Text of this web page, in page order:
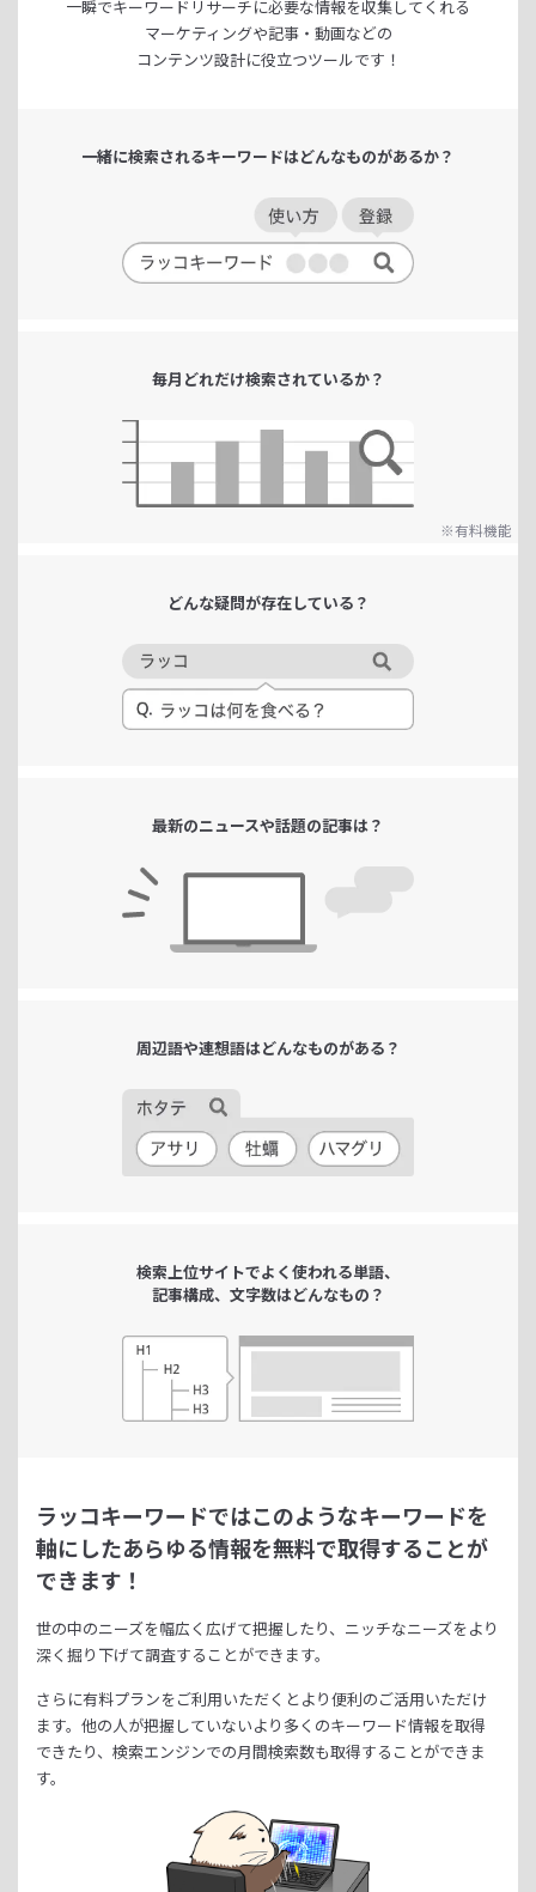
一瞬でキーワードリサーチに必要な情報を収集してくれる
マーケティングや記事・動画などの
コンテンツ設計に役立つツールです！
一緒に検索されるキーワードはどんなものがあるか？
毎月どれだけ検索されているか？
※有料機能
どんな疑問が存在している？
最新のニュースや話題の記事は？
周辺語や連想語はどんなものがある？
検索上位サイトでよく使われる単語、
記事構成、文字数はどんなもの？
ラッコキーワードではこのようなキーワードを
軸にしたあらゆる情報を無料で取得することが
できます！
世の中のニーズを幅広く広げて把握したり、 ニッチなニーズをより
深く掘り下げて調査することができます。
さらに有料プランをご利用いただくとより便利のご活用いただけ
ます。 他の人が把握していないより多くのキーワード情報を取得
できたり、 検索エンジンでの月間検索数も取得することができま
す。